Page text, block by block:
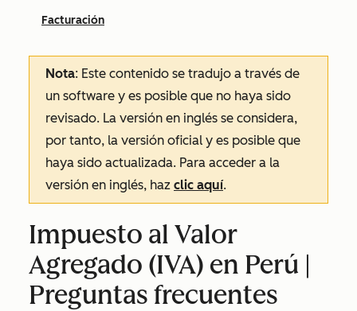
Facturación
Nota: Este contenido se tradujo a través de
un software y es posible que no haya sido
revisado. La versión en inglés se considera,
por tanto, la versión oficial y es posible que
haya sido actualizada. Para acceder a la
versión en inglés, haz clic aquí.
Impuesto al Valor
Agregado (IVA) en Perú |
Preguntas frecuentes